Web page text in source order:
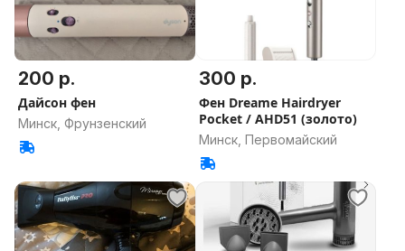
200 р.
Дайсон фен
Минск, Фрунзенский
300 р.
Фен Dreame Hairdryer
Pocket / AHD51 (золото)
Минск, Первомайский